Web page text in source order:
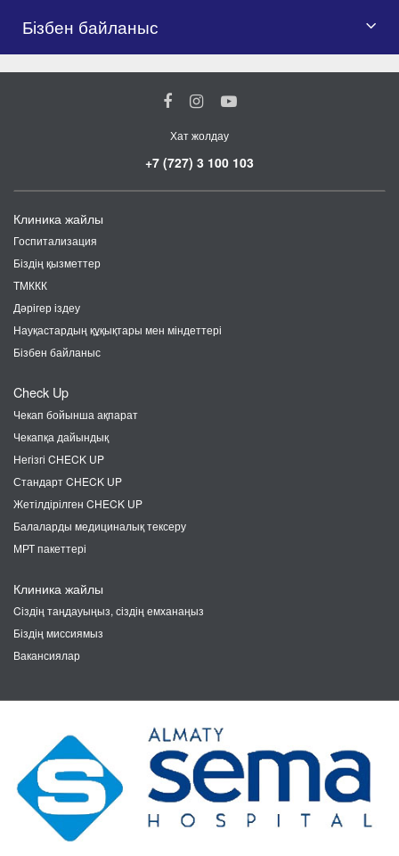
Бізбен байланыс
Хат жолдау
+7 (727) 3 100 103
Клиника жайлы
Госпитализация
Біздің қызметтер
ТМККК
Дәрігер іздеу
Науқастардың құқықтары мен міндеттері
Бізбен байланыс
Check Up
Чекап бойынша ақпарат
Чекапқа дайындық
Негізгі CHECK UP
Стандарт CHECK UP
Жетілдірілген CHECK UP
Балаларды медициналық тексеру
МРТ пакеттері
Клиника жайлы
Cіздің таңдауыңыз, сіздің емханаңыз
Біздің миссиямыз
Вакансиялар